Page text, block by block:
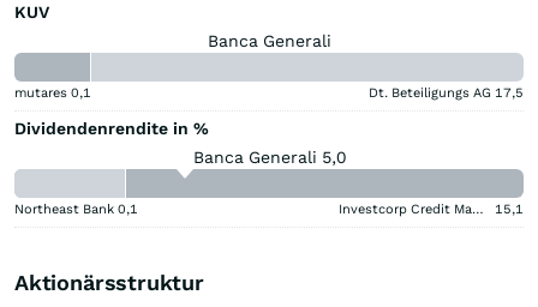
KUV
Banca Generali
mutares 0,1 Dt. Beteiligungs AG 17,5
Dividendenrendite in %
Banca Generali 5,0
Northeast Bank 0,1 Investcorp Credit Management BDC 15,1
Aktionärsstruktur